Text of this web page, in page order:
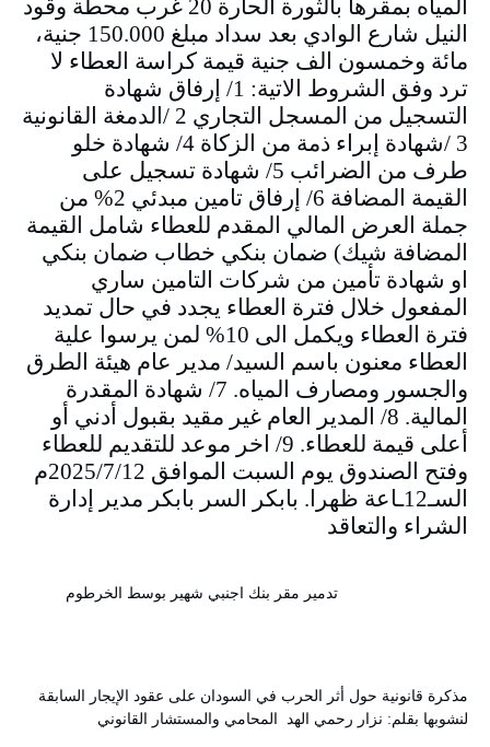
المياه بمقرها بالثورة الحارة 20 غرب محطة وقود
النيل شارع الوادي بعد سداد مبلغ 150.000 جنية،
مائة وخمسون الف جنية قيمة كراسة العطاء لا
ترد وفق الشروط الاتية: 1/ إرفاق شهادة
التسجيل من المسجل التجاري 2 /الدمغة القانونية
3 /شهادة إبراء ذمة من الزكاة 4/ شهادة خلو
طرف من الضرائب 5/ شهادة تسجيل على
القيمة المضافة 6/ إرفاق تامين مبدئي 2% من
جملة العرض المالي المقدم للعطاء شامل القيمة
المضافة شيك) ضمان بنكي خطاب ضمان بنكي
او شهادة تأمين من شركات التامين ساري
المفعول خلال فترة العطاء يجدد في حال تمديد
فترة العطاء ويكمل الى 10% لمن يرسوا علية
العطاء معنون باسم السيد/ مدير عام هيئة الطرق
والجسور ومصارف المياه. 7/ شهادة المقدرة
المالية. 8/ المدير العام غير مقيد بقبول أدني أو
أعلى قيمة للعطاء. 9/ اخر موعد للتقديم للعطاء
وفتح الصندوق يوم السبت الموافق 2025/7/12م
السـ12ـاعة ظهرا. بابكر السر بابكر مدير إدارة
الشراء والتعاقد
تدمير مقر بنك اجنبي شهير بوسط الخرطوم
مذكرة قانونية حول أثر الحرب في السودان على عقود الإيجار السابقة
لنشوبها بقلم: نزار رحمي الهد المحامي والمستشار القانوني